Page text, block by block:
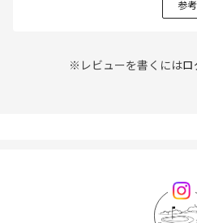
参
※レビューを書くにはロ